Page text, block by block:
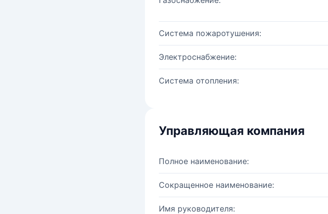
Система пожаротушения:
Электроснабжение:
Система отопления:
Управляющая компания
Полное наименование:
Сокращенное наименование:
Имя руководителя: